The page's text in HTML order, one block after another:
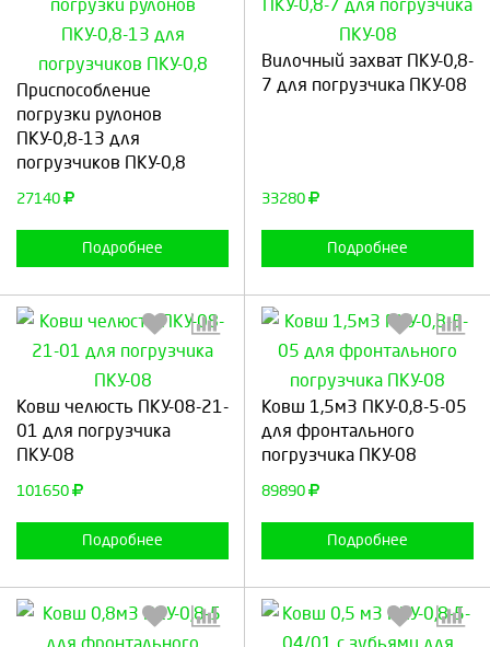
Приспособление
погрузки рулонов
ПКУ-0,8-13 для
погрузчиков ПКУ-0,8
27140
Подробнее
Выберите количество:
Продолжить Отмена
Вилочный захват ПКУ-0,8-
7 для погрузчика ПКУ-08
33280
Подробнее
Выберите количество:
Ковш челюсть ПКУ-08-21-
01 для погрузчика
ПКУ-08
101650
Подробнее
Выберите количество:
Продолжить
Ковш 1,5м3 ПКУ-0,8-5-05
для фронтального
погрузчика ПКУ-08
89890
Подробнее
Выберите количество:
Продолжить